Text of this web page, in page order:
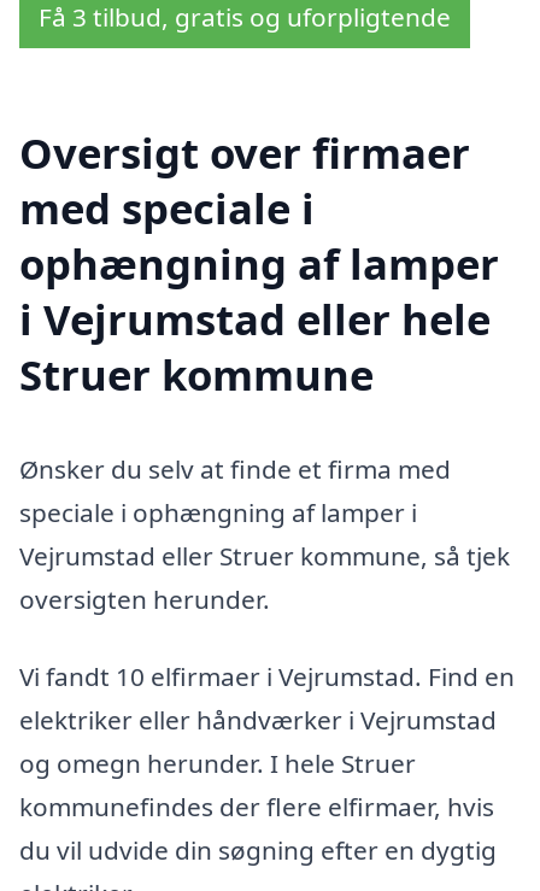
Få 3 tilbud, gratis og uforpligtende
Oversigt over firmaer
med speciale i
ophængning af lamper
i Vejrumstad eller hele
Struer kommune
Ønsker du selv at finde et firma med
speciale i ophængning af lamper i
Vejrumstad eller Struer kommune, så tjek
oversigten herunder.
Vi fandt 10 elfirmaer i Vejrumstad. Find en
elektriker eller håndværker i Vejrumstad
og omegn herunder. I hele Struer
kommunefindes der flere elfirmaer, hvis
du vil udvide din søgning efter en dygtig